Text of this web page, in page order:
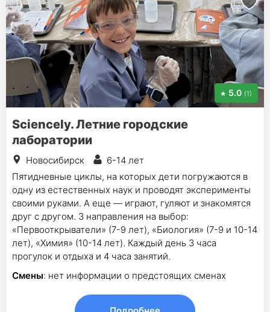
5.0 (1)
Sciencely. Летние городские
лаборатории
Новосибирск
6-14 лет
Пятидневные циклы, на которых дети погружаются в
одну из естественных наук и проводят эксперименты
своими руками. А еще — играют, гуляют и знакомятся
друг с другом. 3 направления на выбор:
«Первооткрыватели» (7-9 лет), «Биология» (7-9 и 10-14
лет), «Химия» (10-14 лет). Каждый день 3 часа
прогулок и отдыха и 4 часа занятий.
Смены: нет информации о предстоящих сменах